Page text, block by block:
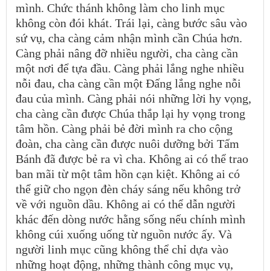
mình. Chức thánh không làm cho linh mục
không còn đói khát. Trái lại, càng bước sâu vào
sứ vụ, cha càng cảm nhận mình cần Chúa hơn.
Càng phải nâng đỡ nhiều người, cha càng cần
một nơi để tựa đầu. Càng phải lắng nghe nhiều
nỗi đau, cha càng cần một Đấng lắng nghe nỗi
đau của mình. Càng phải nói những lời hy vọng,
cha càng cần được Chúa thắp lại hy vọng trong
tâm hồn. Càng phải bẻ đời mình ra cho cộng
đoàn, cha càng cần được nuôi dưỡng bởi Tấm
Bánh đã được bẻ ra vì cha. Không ai có thể trao
ban mãi từ một tâm hồn cạn kiệt. Không ai có
thể giữ cho ngọn đèn cháy sáng nếu không trở
về với nguồn dầu. Không ai có thể dẫn người
khác đến dòng nước hằng sống nếu chính mình
không cúi xuống uống từ nguồn nước ấy. Và
người linh mục cũng không thể chỉ dựa vào
những hoạt động, những thành công mục vụ,